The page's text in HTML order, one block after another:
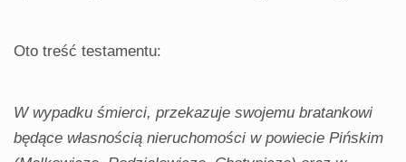
Oto treść testamentu:
W wypadku śmierci, przekazuje swojemu bratankowi
będące własnością nieruchomości w powiecie Pińskim